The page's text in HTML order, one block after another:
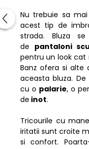
Nu trebuie sa
acest tip de
strada. Bluza
de pantaloni
pentru un look cat
Banz ofera si
aceasta bluza.
cu o palarie, o
de inot.
Tricourile cu
iritatii sunt croite
si confort.